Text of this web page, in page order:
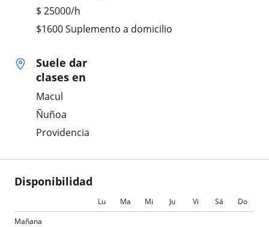
$ 25000/h
$1600 Suplemento a domicilio
Suele dar
clases en
Macul
Ñuñoa
Providencia
Disponibilidad
Lu Ma Mi Ju Vi Sá
Do
Mañana